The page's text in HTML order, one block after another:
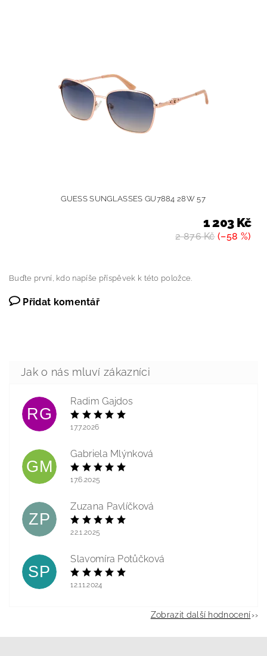
GUESS SUNGLASSES GU7884 28W 57
2 876 Kč(–58 %)
1 203 Kč
Buďte první, kdo napíše příspěvek k této položce.
Přidat komentář
RG
Radim Gajdos
17.7.2026
GM
Gabriela Mlýnková
17.6.2025
ZP
Zuzana Pavlíčková
22.1.2025
SP
Slavomíra Potůčková
12.11.2024
Zobrazit další hodnocení